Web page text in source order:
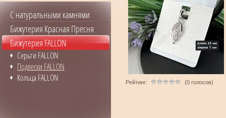
Рейтинг: (0 голосов)
С натуральными камнями
Бижутерия Красная Пресня
Бижутерия FALLON
Серьги FALLON
Подвески FALLON
Кольца FALLON